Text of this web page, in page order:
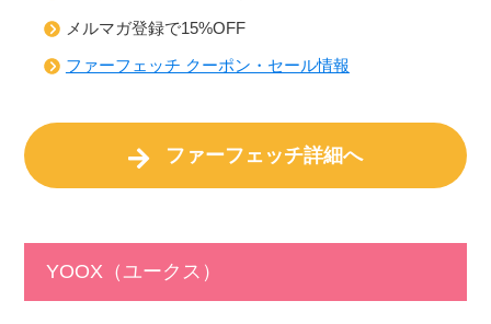
メルマガ登録で15%OFF
ファーフェッチ クーポン・セール情報
ファーフェッチ詳細へ
YOOX（ユークス）